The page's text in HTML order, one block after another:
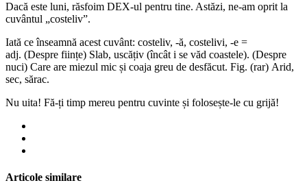
Dacă este luni, răsfoim DEX-ul pentru tine. Astăzi, ne-am oprit la
cuvântul „costeliv”.
Iată ce înseamnă acest cuvânt: costeliv, -ă, costelivi, -e =
adj. (Despre ființe) Slab, uscățiv (încât i se văd coastele). (Despre
nuci) Care are miezul mic și coaja greu de desfăcut. Fig. (rar) Arid,
sec, sărac.
Nu uita! Fă-ți timp mereu pentru cuvinte și folosește-le cu grijă!
Articole similare